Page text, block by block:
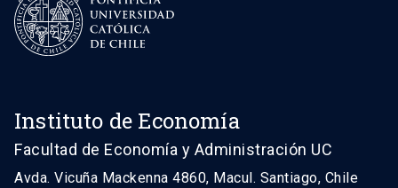
Instituto de Economía
Facultad de Economía y Administración UC
Avda. Vicuña Mackenna 4860, Macul. Santiago, Chile